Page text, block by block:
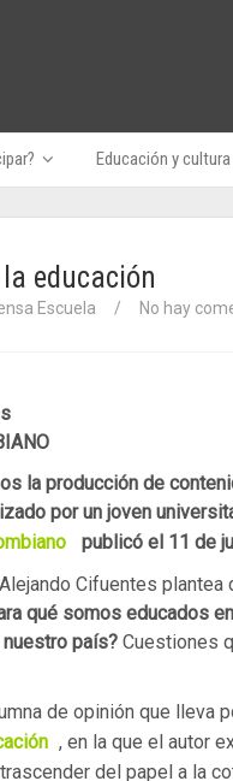
Educación y cultura
educación
Escuela / No hay
la producción de
por un joven
publicó el 11 de
Cifuentes
qué somos educados
país? Cuestiones
de opinión que lleva
, en la que el autor
del papel a la